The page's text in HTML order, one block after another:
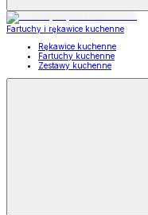
Fartuchy i rękawice kuchenne
Rękawice kuchenne
Fartuchy kuchenne
Zestawy kuchenne